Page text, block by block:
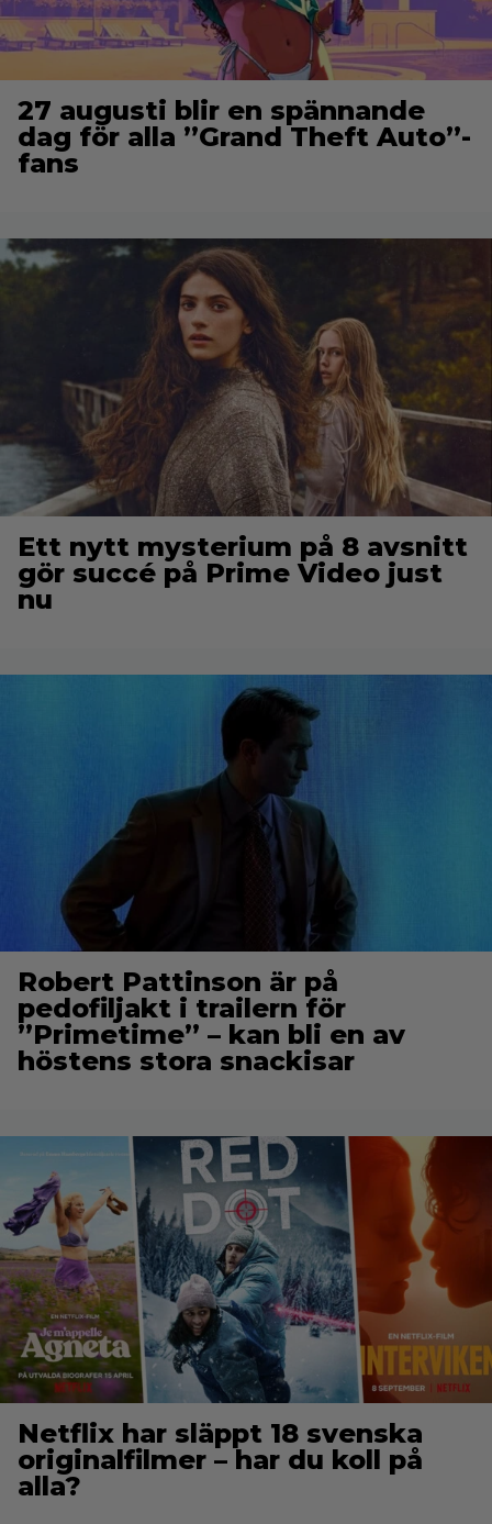
27 augusti blir en spännande
dag för alla ”Grand Theft Auto”-
fans
Ett nytt mysterium på 8 avsnitt
gör succé på Prime Video just
nu
Robert Pattinson är på
pedofiljakt i trailern för
”Primetime” – kan bli en av
höstens stora snackisar
Netflix har släppt 18 svenska
originalfilmer – har du koll på
alla?